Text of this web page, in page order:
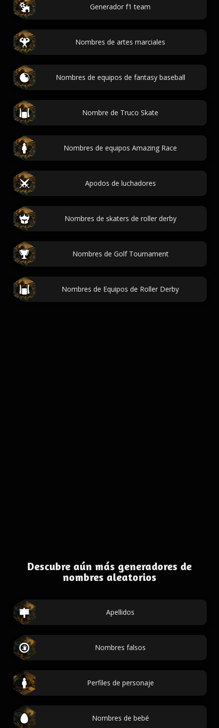
Generador f1 team
Nombres de artes marciales
Nombres de equipos de fantasy baseball
Nombre de Truco Skate
Nombres de equipos Amazing Race
Apodos de luchadores
Nombres de skaters de roller derby
Nombres de Golf Tournament
Nombres de Equipos de Roller Derby
Descubre aún más generadores de
nombres aleatorios
Apellidos
Nombres falsos
Perfiles de personaje
Nombres de bebé